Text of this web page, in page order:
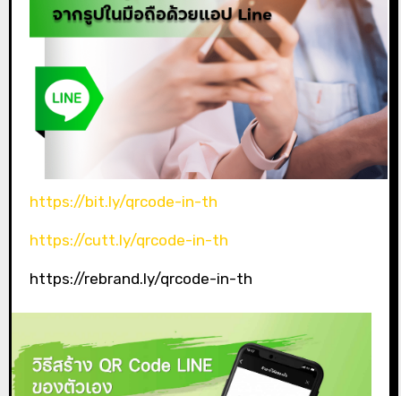
https://bit.ly/qrcode-in-th
https://cutt.ly/qrcode-in-th
https://rebrand.ly/qrcode-in-th